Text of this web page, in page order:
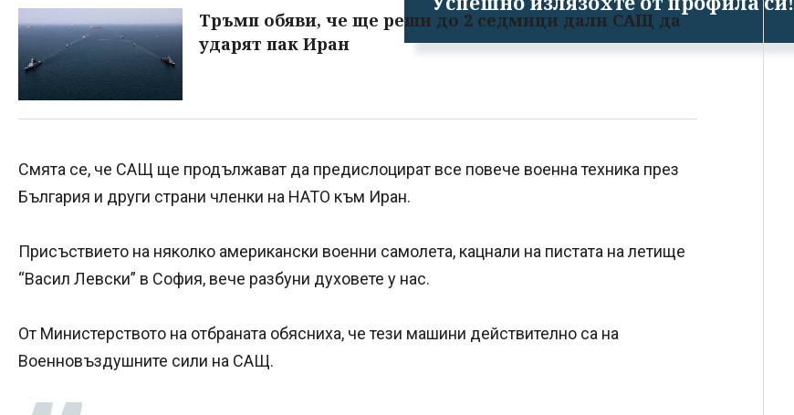
Тръмп обяви, че ще реши до 2 седмици дали САЩ да
ударят пак Иран
Смята се, че САЩ ще продължават да предислоцират все повече военна техника през
България и други страни членки на НАТО към Иран.
Присъствието на няколко американски военни самолета, кацнали на пистата на летище
“Васил Левски” в София, вече разбуни духовете у нас.
От Министерството на отбраната обясниха, че тези машини действително са на
Военновъздушните сили на САЩ.